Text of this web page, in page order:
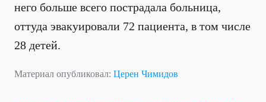
него больше всего пострадала больница,
оттуда эвакуировали 72 пациента, в том числе
28 детей.
Материал опубликовал: Церен Чимидов